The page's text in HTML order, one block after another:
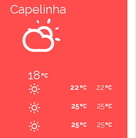
Capelinha
18
22
22
25
25
25
25